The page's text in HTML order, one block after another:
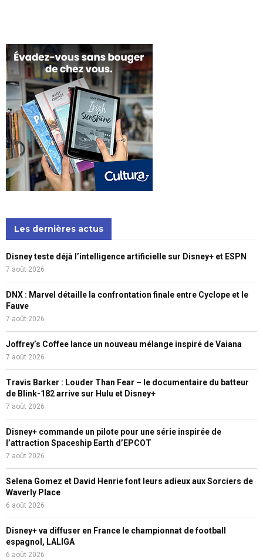
Les dernières actus
Disney teste déjà l’intelligence artificielle sur Disney+ et ESPN
7 août 2026
DNX : Marvel détaille la confrontation finale entre Cyclope et le
Fauve
7 août 2026
Joffrey’s Coffee lance un nouveau mélange inspiré de Vaiana
7 août 2026
Travis Barker : Louder Than Fear – le documentaire du batteur
de Blink-182 arrive sur Hulu et Disney+
7 août 2026
Disney+ commande un pilote pour une série inspirée de
l’attraction Spaceship Earth d’EPCOT
7 août 2026
Selena Gomez et David Henrie font leurs adieux aux Sorciers de
Waverly Place
6 août 2026
Disney+ va diffuser en France le championnat de football
espagnol, LALIGA
6 août 2026